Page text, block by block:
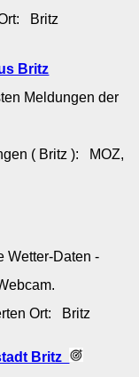
Britz
Britz
Meldungen der
( Britz ): MOZ,
Wetter-Daten -
Ort: Britz
Britz